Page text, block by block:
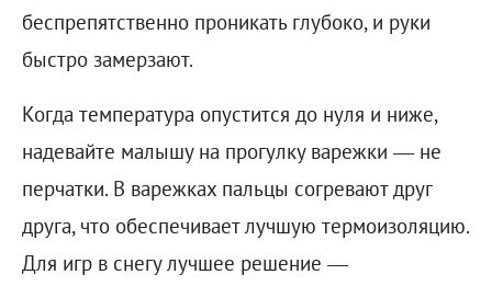
беспрепятственно проникать глубоко, и руки
быстро замерзают.
Когда температура опустится до нуля и ниже,
надевайте малышу на прогулку варежки — не
перчатки. В варежках пальцы согревают друг
друга, что обеспечивает лучшую термоизоляцию.
Для игр в снегу лучшее решение —